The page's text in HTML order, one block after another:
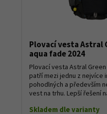
Plovací vesta Astral
aqua fade 2024
Plovací vesta Astral
patří mezi jednu z nejvíce
pohodlných a především
vest na trhu. Lepší řešení
Skladem dle varianty